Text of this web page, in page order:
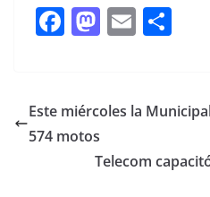
F
b
o
M
d
n
E
l p
ti
Este miércoles la
574 motos
Telecom